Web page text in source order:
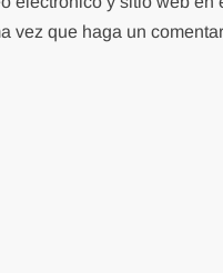
vez que haga un